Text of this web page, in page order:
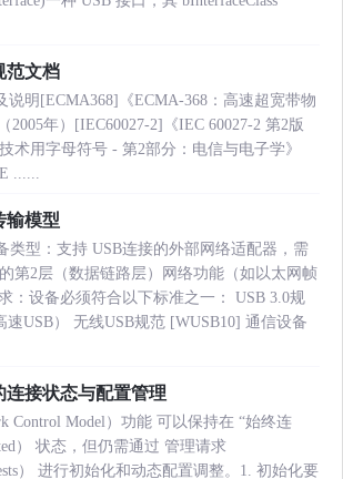
范文档
说明[ECMA368]《ECMA-368：高速超宽带物
2005年）[IEC60027-2]《IEC 60027-2 第2版
术用字母符号 - 第2部分：电信与电子学》
......
输模型
类型：支持 USB连接的外部网络适配器，需
第2层（数据链路层）网络功能（如以太网帧
：设备必须符合以下标准之一： USB 3.0规
速USB） 无线USB规范 [WUSB10] 通信设备
连接状态与配置管理
Control Model）功能 可以保持在 “始终连
） 状态，但仍需通过 管理请求
） 进行初始化和动态配置调整。1. 初始化要